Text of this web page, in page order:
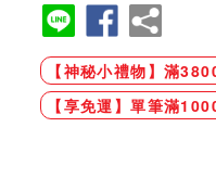
【神秘小禮物】滿
【享免運】單筆滿